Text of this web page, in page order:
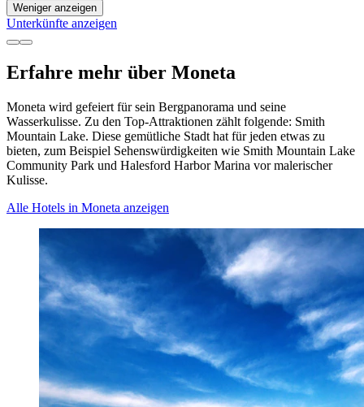
Weniger anzeigen
Unterkünfte anzeigen
Erfahre mehr über Moneta
Moneta wird gefeiert für sein Bergpanorama und seine
Wasserkulisse. Zu den Top-Attraktionen zählt folgende: Smith
Mountain Lake. Diese gemütliche Stadt hat für jeden etwas zu
bieten, zum Beispiel Sehenswürdigkeiten wie Smith Mountain Lake
Community Park und Halesford Harbor Marina vor malerischer
Kulisse.
Alle Hotels in Moneta anzeigen